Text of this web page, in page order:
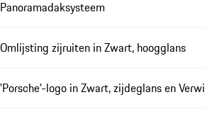
Panoramadaksysteem
Omlijsting zijruiten in Zwart, hoogglans
'Porsche'-logo in Zwart, zijdeglans en